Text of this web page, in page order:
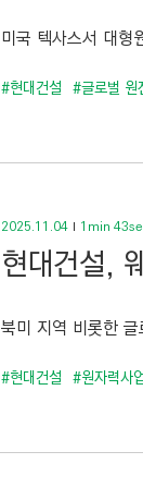
미국 텍사스서 대
#현대건설 #글로벌 원
2025.11.04 1min
현대건설,
북미 지역 비롯한
#현대건설 #원자력사